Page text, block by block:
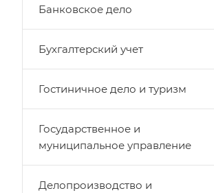
Банковское дело
Бухгалтерский учет
Гостиничное дело и туризм
Государственное и
муниципальное управление
Делопроизводство и